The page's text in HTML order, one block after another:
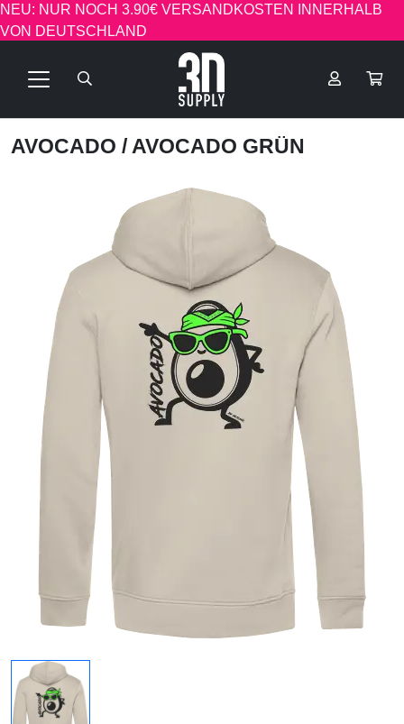
NEU: NUR NOCH 3.90€ VERSANDKOSTEN INNERHALB
VON DEUTSCHLAND
AVOCADO / AVOCADO GRÜN